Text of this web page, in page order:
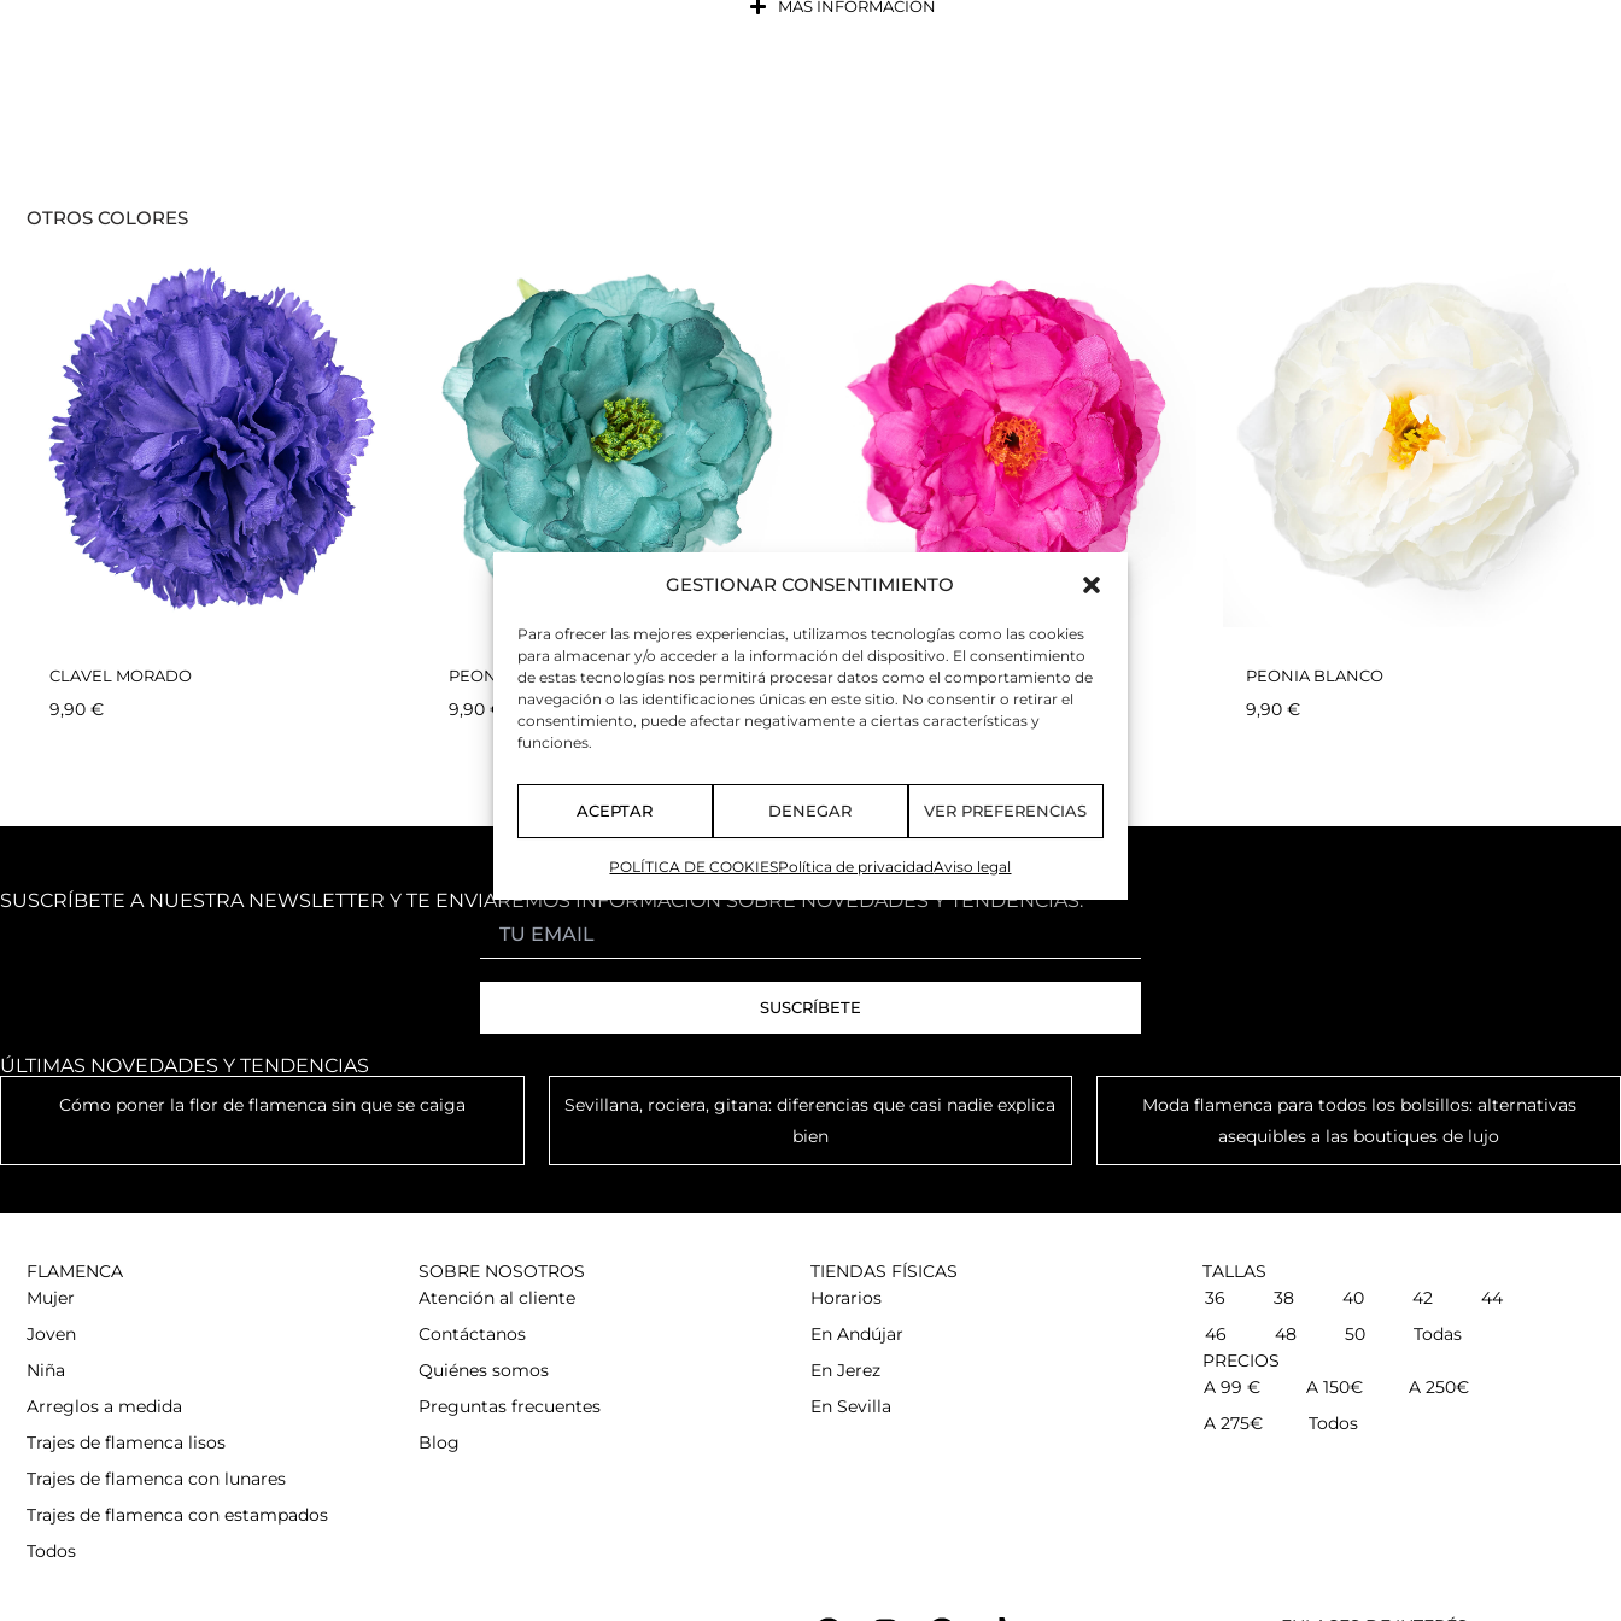
GESTIONAR CONSENTIMIENTO
Para ofrecer las mejores experiencias, utilizamos tecnologías como las cookies
para almacenar y/o acceder a la información del dispositivo. El consentimiento
de estas tecnologías nos permitirá procesar datos como el comportamiento de
navegación o las identificaciones únicas en este sitio. No consentir o retirar el
consentimiento, puede afectar negativamente a ciertas características y
funciones.
ACEPTAR DENEGAR VER PREFERENCIAS
POLÍTICA DE COOKIESPolítica de privacidadAviso legal
MÁS INFORMACIÓN
OTROS COLORES
CLAVEL MORADO
9,90€
PEONIA VERDE ALPINO
9,90 €
PEONIA FUCSIA
9,90€
PEONIA BLANCO
9,90 €
SUSCRÍBETE A NUESTRA NEWSLETTER Y TE ENVIAREMOS INFORMACIÓN SOBRE NOVEDADES Y TENDENCIAS.
ÚLTIMAS NOVEDADES Y TENDENCIAS
Cómo poner la flor de flamenca sin que se caiga
Sevillana, rociera, gitana: diferencias que casi nadie explica
bien
Moda flamenca para todos los bolsillos: alternativas
asequibles a las boutiques de lujo
FLAMENCA
Mujer
Joven
Niña
Arreglos a medida
Trajes de flamenca lisos
Trajes de flamenca con lunares
Trajes de flamenca con estampados
Todos
SOBRE NOSOTROS
Atención al cliente
Contáctanos
Quiénes somos
Preguntas frecuentes
Blog
TIENDAS FÍSICAS
Horarios
En Andújar
En Jerez
En Sevilla
TALLAS
36
38 40 42
44
46
48 50
Todas
PRECIOS
A 99 €
A 150€
A 250€
A 275€
Todos